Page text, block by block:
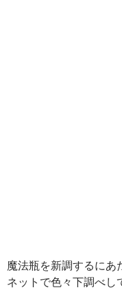
魔法瓶を新調するにあ
ネットで色々下調べし